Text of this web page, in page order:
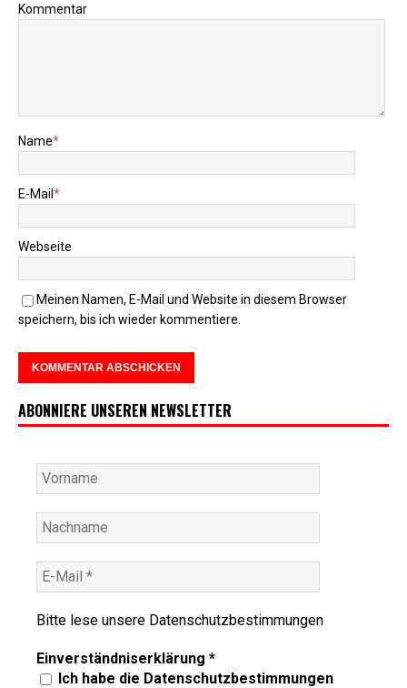
Kommentar
Name*
E-Mail *
Webseite
Meinen Namen, E-Mail und Website in diesem Browser
speichern, bis ich wieder kommentiere.
ABONNIERE UNSEREN NEWSLETTER
Bitte lese unsere Datenschutzbestimmungen
Einverständniserklärung *
Ich habe die Datenschutzbestimmungen